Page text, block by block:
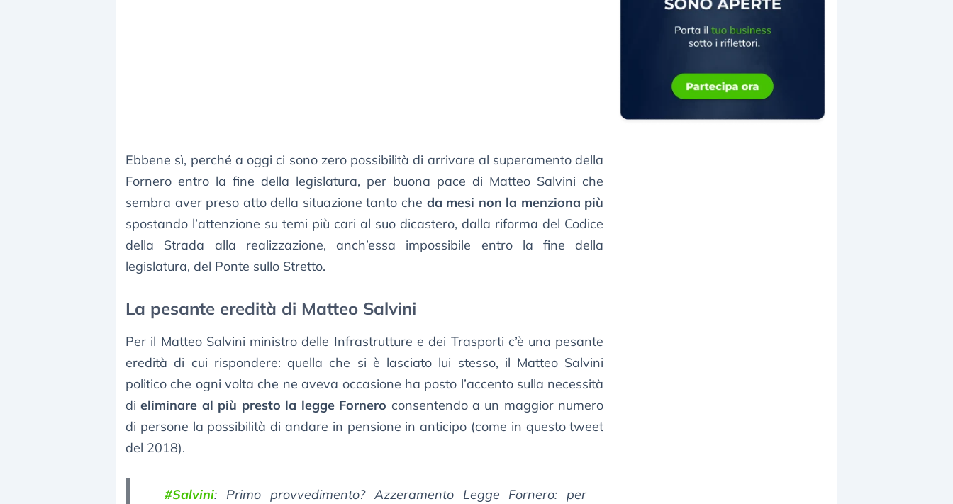
Ebbene sì, perché a oggi ci sono zero possibilità di arrivare al superamento della
Fornero entro la fine della legislatura, per buona pace di Matteo Salvini che
sembra aver preso atto della situazione tanto che da mesi non la menziona più
spostando l’attenzione su temi più cari al suo dicastero, dalla riforma del Codice
della Strada alla realizzazione, anch’essa impossibile entro la fine della
legislatura, del Ponte sullo Stretto.
La pesante eredità di Matteo Salvini
Per il Matteo Salvini ministro delle Infrastrutture e dei Trasporti c’è una pesante
eredità di cui rispondere: quella che si è lasciato lui stesso, il Matteo Salvini
politico che ogni volta che ne aveva occasione ha posto l’accento sulla necessità
dieliminare al più presto la legge Fornero consentendo a un maggior numero
di persone la possibilità di andare in pensione in anticipo (come in questo tweet
del 2018).
#Salvini: Primo provvedimento? Azzeramento Legge Fornero: per